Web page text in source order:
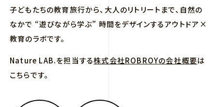
子どもたちの教育旅行から、大人のリトリートまで、自然の
なかで “遊びながら学ぶ” 時間をデザインするアウトドア×
教育のラボです。
Nature LAB.を担当する株式会社ROBROYの会社概要は
こちらです。